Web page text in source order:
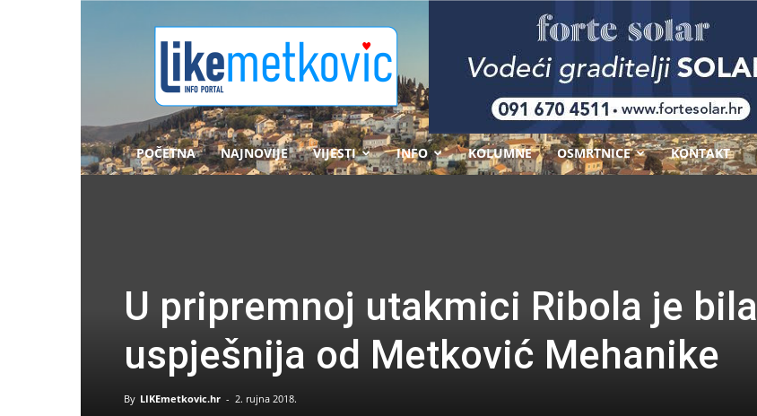
POČETNA NAJNOVIJE VIJESTI INFO KOLUMNE OSMRTNICE KONTAKT
U pripremnoj utakmici Ribola je bila
uspješnija od Metković Mehanike
By LIKEmetkovic.hr - 2. rujna 2018.